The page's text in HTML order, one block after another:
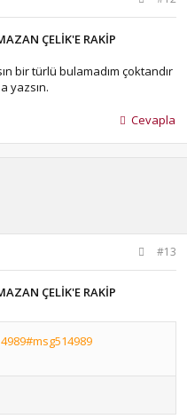
ÇELİK'E RAKİP
bir türlü bulamadım çoktandır
yazsın.
Cevapla
#13
ÇELİK'E RAKİP